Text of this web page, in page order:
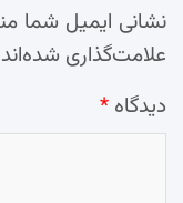
نشانی ایمیل شما
علامت‌گذاری شده‌اند
دیدگاه *